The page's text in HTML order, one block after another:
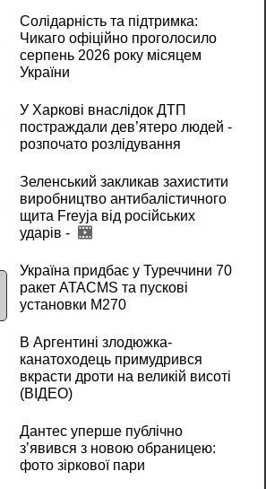
Солідарність та підтримка:
Чикаго офіційно проголосило
серпень 2026 року місяцем
України
У Харкові внаслідок ДТП
постраждали дев’ятеро людей -
розпочато розлідування
Зеленський закликав захистити
виробництво антибалістичного
щита Freyja від російських
ударів -
Україна придбає у Туреччини 70
ракет ATACMS та пускові
установки M270
В Аргентині злодюжка-
канатоходець примудрився
вкрасти дроти на великій висоті
(ВІДЕО)
Дантес уперше публічно
з’явився з новою обраницею:
фото зіркової пари